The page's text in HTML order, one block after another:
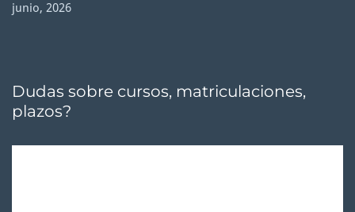
junio, 2026
Dudas sobre cursos, matriculaciones,
plazos?